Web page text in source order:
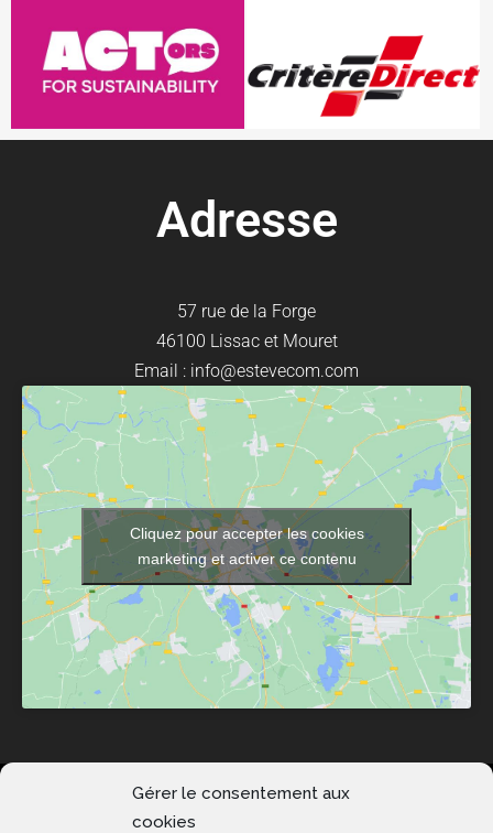
Gérer le consentement aux
cookies
Adresse
57 rue de la Forge
46100 Lissac et Mouret
Email : info@estevecom.com
Cliquez pour accepter les cookies
marketing et activer ce contenu
Esteve Communication 2020 © Tous droits réservés.